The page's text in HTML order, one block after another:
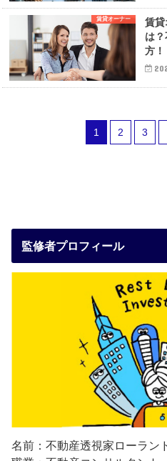
賃貸オーナー
賃貸
は
方！
1 2 3
監修者プロフィール
名前：不動産透視家ローラン